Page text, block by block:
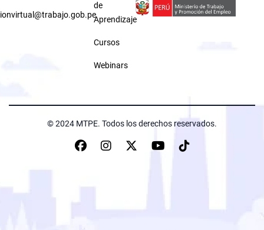
de
Aprendizaje
Cursos
Webinars
© 2024 MTPE. Todos los derechos reservados.